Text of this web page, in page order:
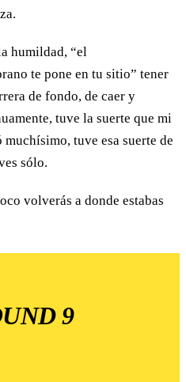
humildad, “el
te pone en tu sitio” tener
de fondo, de caer y
tuve la suerte que mi
tuve esa suerte de
sólo.
volverás a donde estabas
9